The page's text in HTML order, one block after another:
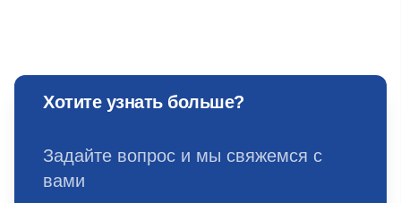
Хотите узнать больше?
Задайте вопрос и мы свяжемся с
вами